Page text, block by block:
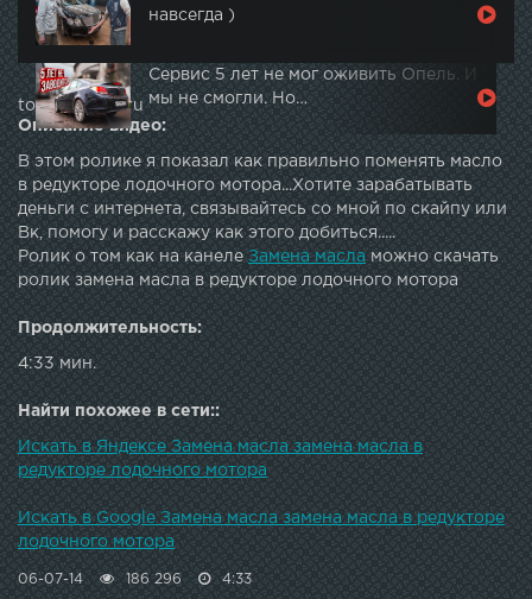
навсегда )
Сервис 5 лет не мог оживить Опель. И
мы не смогли. Но…
topautotube.ru
Описание видео:
В этом ролике я показал как правильно поменять масло
в редукторе лодочного мотора...Хотите зарабатывать
деньги с интернета, связывайтесь со мной по скайпу или
Вк, помогу и расскажу как этого добиться.....
Ролик о том как на канелеЗамена масламожно скачать
ролик замена масла в редукторе лодочного мотора
Продолжительность:
4:33 мин.
Найти похожее в сети::
Искать в Яндексе Замена масла замена масла в
редукторе лодочного мотора
Искать в Google Замена масла замена масла в редукторе
лодочного мотора
06-07-14 186 296 4:33